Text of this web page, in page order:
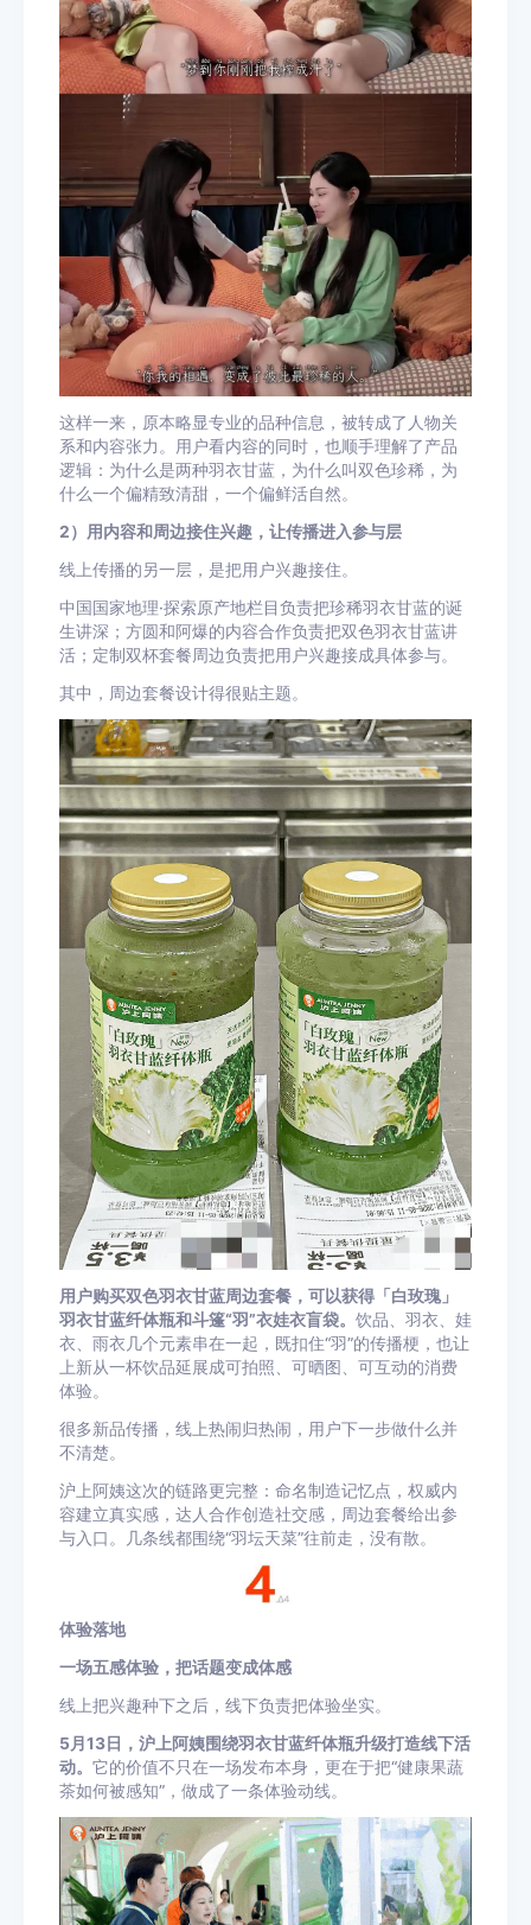
这样一来，原本略显专业的品种信息，被转成了人物关
系和内容张力。用户看内容的同时，也顺手理解了产品
逻辑：为什么是两种羽衣甘蓝，为什么叫双色珍稀，为
什么一个偏精致清甜，一个偏鲜活自然。
2）用内容和周边接住兴趣，让传播进入参与层
线上传播的另一层，是把用户兴趣接住。
中国国家地理·探索原产地栏目负责把珍稀羽衣甘蓝的诞
生讲深；方圆和阿爆的内容合作负责把双色羽衣甘蓝讲
活；定制双杯套餐周边负责把用户兴趣接成具体参与。
其中，周边套餐设计得很贴主题。
用户购买双色羽衣甘蓝周边套餐，可以获得「白玫瑰」
羽衣甘蓝纤体瓶和斗篷“羽”衣娃衣盲袋。 饮品、羽衣、娃
衣、雨衣几个元素串在一起，既扣住“羽”的传播梗，也让
上新从一杯饮品延展成可拍照、可晒图、可互动的消费
体验。
很多新品传播，线上热闹归热闹，用户下一步做什么并
不清楚。
沪上阿姨这次的链路更完整：命名制造记忆点，权威内
容建立真实感，达人合作创造社交感，周边套餐给出参
与入口。几条线都围绕“羽坛天菜”往前走，没有散。
体验落地
一场五感体验，把话题变成体感
线上把兴趣种下之后，线下负责把体验坐实。
5月13日，沪上阿姨围绕羽衣甘蓝纤体瓶升级打造线下活
动。 它的价值不只在一场发布本身，更在于把“健康果蔬
茶如何被感知”，做成了一条体验动线。